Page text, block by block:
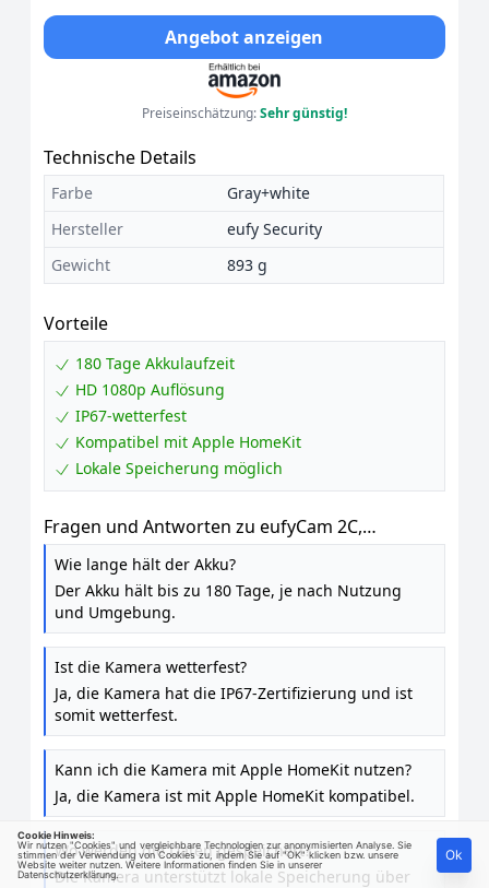
Angebot anzeigen
Preiseinschätzung:Sehr günstig!
Technische Details
Farbe
Gray+white
Hersteller
eufy Security
Gewicht
893 g
Vorteile
180 Tage Akkulaufzeit
HD 1080p Auflösung
IP67-wetterfest
Kompatibel mit Apple HomeKit
Lokale Speicherung möglich
Fragen und Antworten zu eufyCam 2C,
Überwachungskamera Außen, kompatibel mit
HomeKit und Solarpanel
Wie lange hält der Akku?
Der Akku hält bis zu 180 Tage, je nach Nutzung
und Umgebung.
Ist die Kamera wetterfest?
Ja, die Kamera hat die IP67-Zertifizierung und ist
somit wetterfest.
Kann ich die Kamera mit Apple HomeKit nutzen?
Ja, die Kamera ist mit Apple HomeKit kompatibel.
Wo werden die Daten gespeichert?
Die Kamera unterstützt lokale Speicherung über
Cookie Hinweis:
Wir nutzen "Cookies" und vergleichbare Technologien zur anonymisierten Analyse. Sie
stimmen der Verwendung von Cookies zu, indem Sie auf "OK" klicken bzw. unsere
Website weiter nutzen. Weitere Informationen finden Sie in unserer
Datenschutzerklärung.
Ok